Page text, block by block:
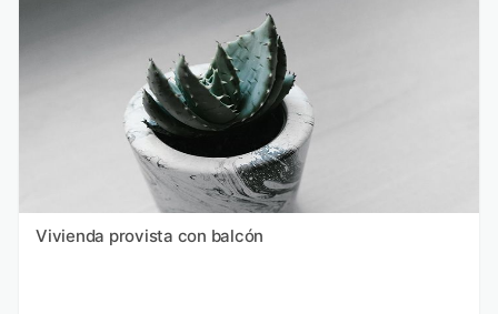
Vivienda provista con balcón